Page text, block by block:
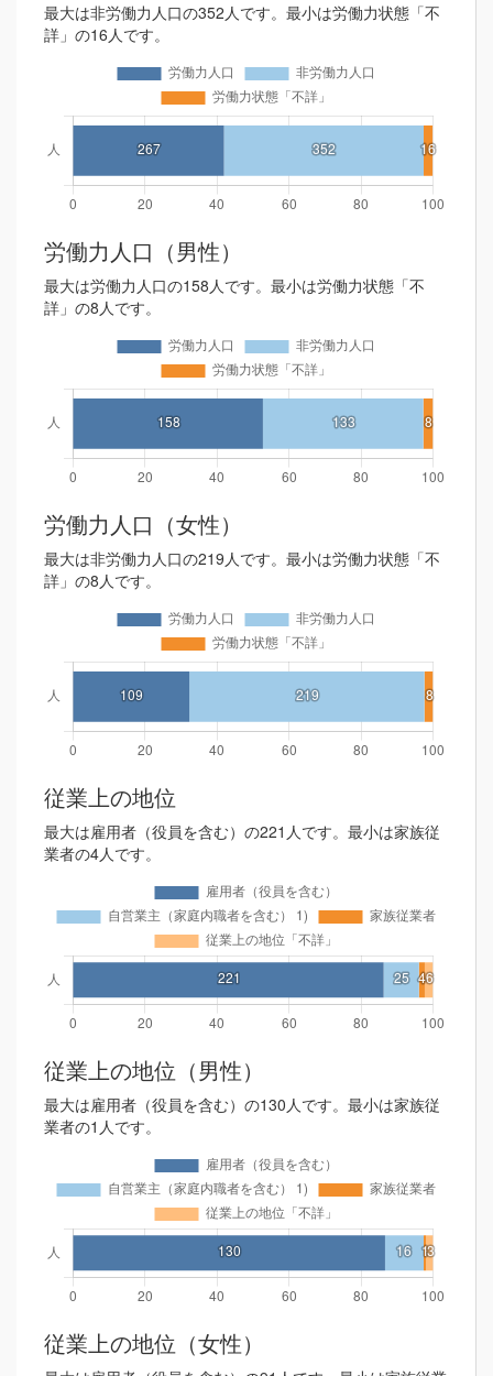
最大は非労働力人口の352人です。最小は労働力状態「不
詳」の16人です。
労働力人口（男性）
最大は労働力人口の158人です。最小は労働力状態「不
詳」の8人です。
労働力人口（女性）
最大は非労働力人口の219人です。最小は労働力状態「不
詳」の8人です。
従業上の地位
最大は雇用者（役員を含む）の221人です。最小は家族従
業者の4人です。
従業上の地位（男性）
最大は雇用者（役員を含む）の130人です。最小は家族従
業者の1人です。
従業上の地位（女性）